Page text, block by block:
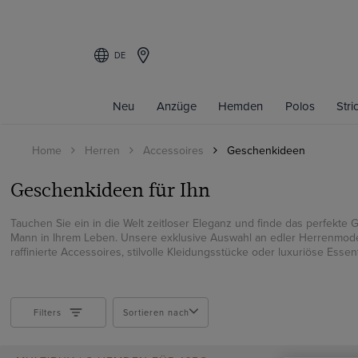
DE
Neu Anzüge Hemden Polos
Home Herren Accessoires Geschenkideen
Geschenkideen für Ihn
Tauchen Sie ein in die Welt zeitloser Eleganz und finde das perfekte
Mann in Ihrem Leben. Unsere exklusive Auswahl an edler
raffinierte Accessoires, stilvolle Kleidungsstücke oder luxuriöse
Beige
Braun
Bunt
Burgunderrot
Creme
Gold
Grau
Filters Sortieren nach